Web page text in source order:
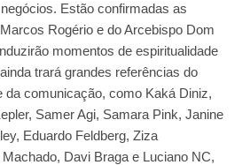
Estão confirmadas as
Rogério e do Arcebispo Dom
momentos de espiritualidade
trará grandes referências do
da comunicação, como Kaká Diniz,
Samer Agi, Samara Pink, Janine
Eduardo Feldberg, Ziza
Davi Braga e Luciano NC,